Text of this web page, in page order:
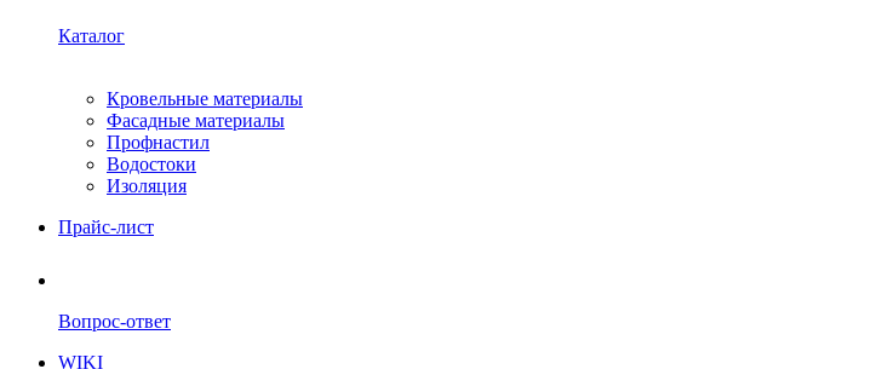
Каталог
Кровельные материалы
Фасадные материалы
Профнастил
Водостоки
Изоляция
Прайс-лист
Вопрос-ответ
WIKI